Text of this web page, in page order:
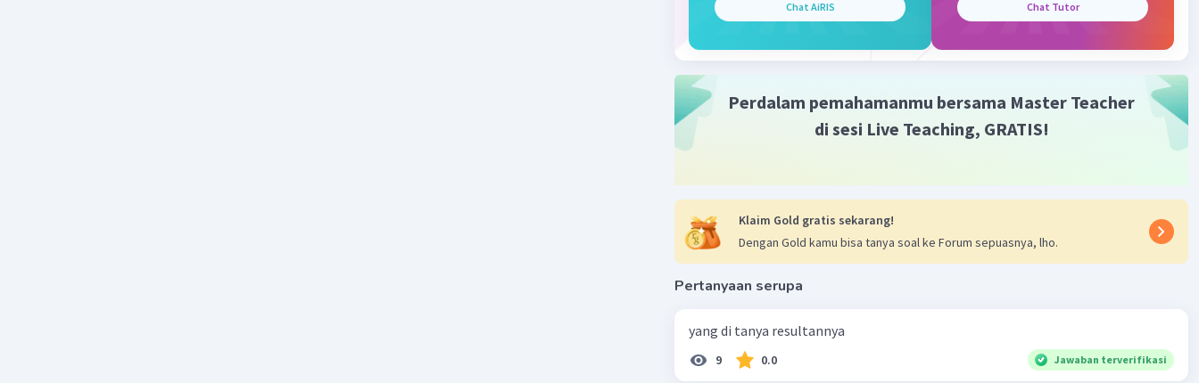
Beri Rating·0.0(0) Balas
Chat AiRIS Chat Tutor
Perdalam pemahamanmu bersama Master Teacher
di sesi Live Teaching, GRATIS!
Klaim Gold gratis sekarang!
Dengan Gold kamu bisa tanya soal ke Forum sepuasnya, lho.
Pertanyaan serupa
yang di tanya resultannya
9 0.0 Jawaban terverifikasi